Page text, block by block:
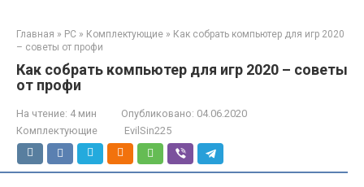
Главная » PC » Комплектующие » Как собрать компьютер для игр 2020
– советы от профи
Как собрать компьютер для игр 2020 – советы
от профи
На чтение: 4 мин Опубликовано: 04.06.2020
Комплектующие
EvilSin225